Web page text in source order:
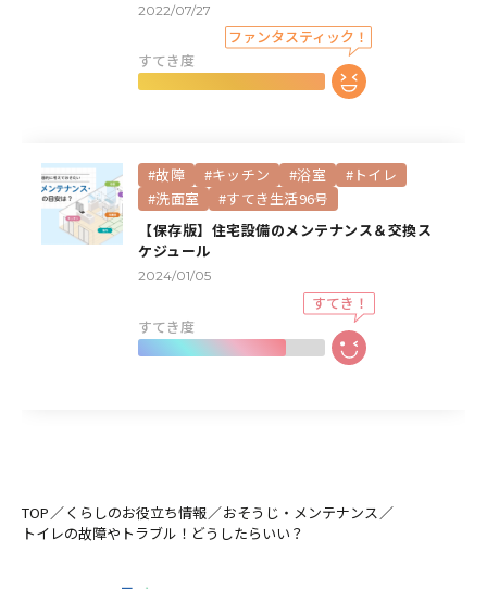
2022/07/27
すてき度
2024/01/05
【保存版】住宅設備のメンテナンス＆交換ス
ケジュール
#故障 #キッチン #浴室
#トイレ
#洗面室
#すてき生活96号
すてき度
TOP くらしのお役立ち情報
おそうじ・メンテナンス
トイレの故障やトラブル！どうしたらいい？